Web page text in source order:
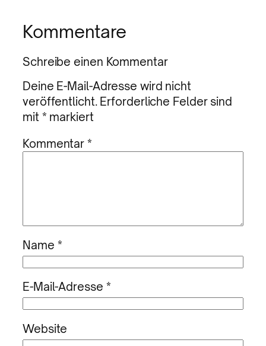
Kommentare
Schreibe einen Kommentar
Deine E-Mail-Adresse wird nicht
veröffentlicht. Erforderliche Felder sind
mit * markiert
Kommentar*
Name *
E-Mail-Adresse *
Website